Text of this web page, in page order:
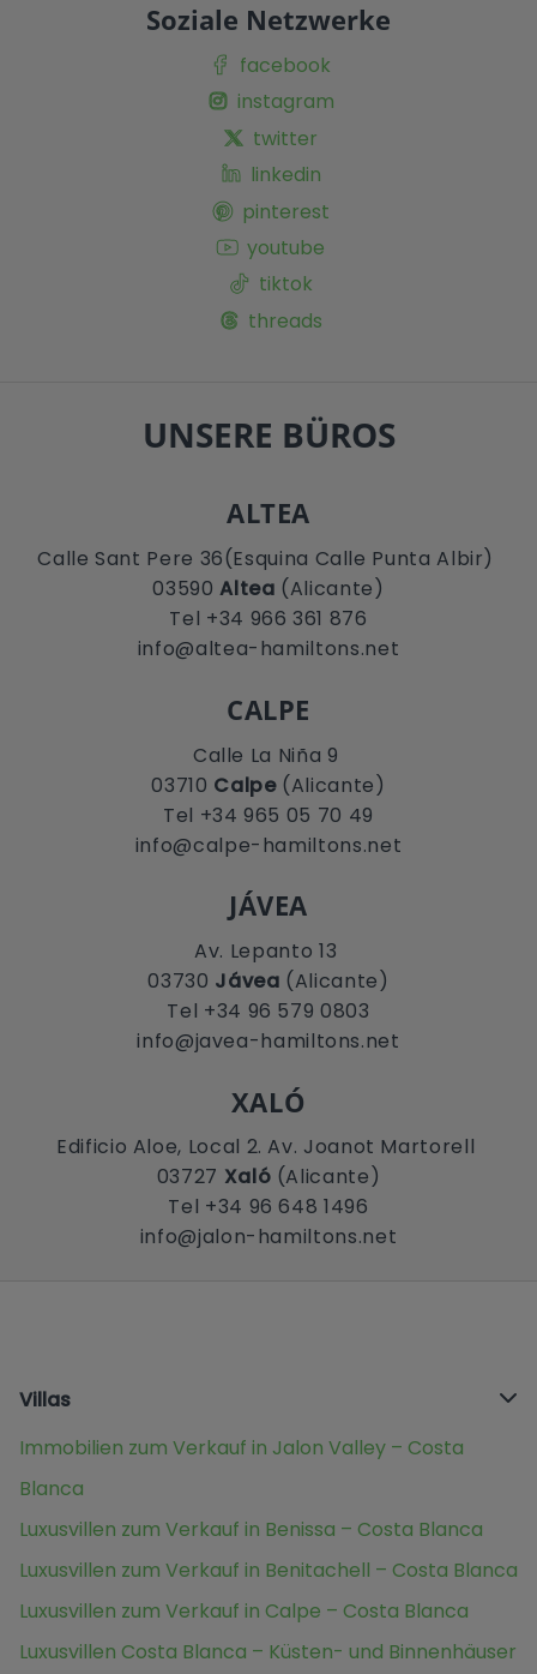
Soziale Netzwerke
facebook
instagram
twitter
linkedin
pinterest
youtube
tiktok
threads
UNSERE BÜROS
ALTEA
Calle Sant Pere 36(Esquina Calle Punta Albir)
03590Altea (Alicante)
Tel +34 966 361 876
info@altea-hamiltons.net
CALPE
Calle La Niña 9
03710 Calpe(Alicante)
Tel +34 965 05 70 49
info@calpe-hamiltons.net
JÁVEA
Av. Lepanto 13
03730 Jávea (Alicante)
Tel +34 96 579 0803
info@javea-hamiltons.net
XALÓ
Edificio Aloe, Local 2. Av. Joanot Martorell
03727 Xaló (Alicante)
Tel +34 96 648 1496
info@jalon-hamiltons.net
Villas
Immobilien zum Verkauf in Jalon Valley – Costa
Blanca
Luxusvillen zum Verkauf in Benissa – Costa Blanca
Luxusvillen zum Verkauf in Benitachell – Costa Blanca
Luxusvillen zum Verkauf in Calpe – Costa Blanca
Luxusvillen Costa Blanca – Küsten- und Binnenhäuser